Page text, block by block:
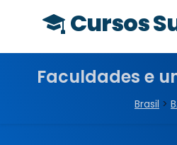
Cursos
Faculdades e
Brasil >